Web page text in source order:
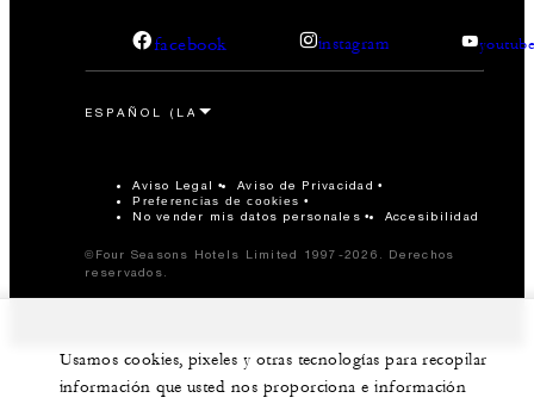
facebook instagram
Aviso Legal Aviso de Privacidad
Preferencias de cookies
No vender mis datos personales Accesibilidad
©Four Seasons Hotels Limited 1997-2026. Derechos
reservados.
Usamos cookies, pixeles y otras tecnologías para recopilar
información que usted nos proporciona e información